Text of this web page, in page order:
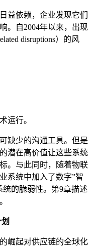
益依赖，企业发现它们
。自2004年以来，出现
disruptions）的风
运行。
缺少的沟通工具。但是
潜在高价值让这些系统
。与此同时，随着物联
系统中加入了数字”智
的脆弱性。第9章描述
崛起对供应链的全球化